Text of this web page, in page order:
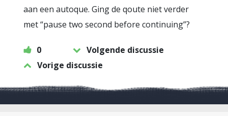
aan een autoque. Ging de qoute niet verder
met “pause two second before continuing”?
0
Volgende discussie
Vorige discussie